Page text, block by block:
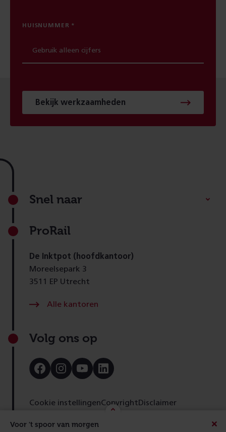
Voor 't spoor van morgen
HUISNUMMER
Bekijk werkzaamheden
Footer
Snel naar
ProRail
De Inktpot (hoofdkantoor)
Moreelsepark 3
3511 EP Utrecht
Alle kantoren
Volg ons op
Bezoek
onze
Bezoek
onze
Bezoek
onze
Bezoek
onze
Cookie instellingenCopyright Disclaimer